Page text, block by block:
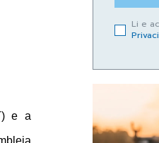
e a
Li e